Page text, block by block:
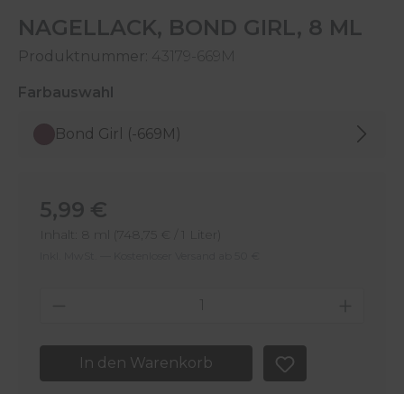
NAGELLACK, BOND GIRL, 8 ML
Produktnummer: 43179-669M
Farbauswahl
Bond Girl (-669M)
Regulärer Preis:
5,99 €
Inhalt: 8 ml (748,75 € / 1 Liter)
Produkt Anzahl: Gib den
In den Warenkorb